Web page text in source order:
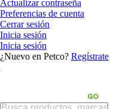
Actualizar contraseña
Preferencias de cuenta
Cerrar sesión
Inicia sesión
Inicia sesión
¿Nuevo en Petco? Regístrate